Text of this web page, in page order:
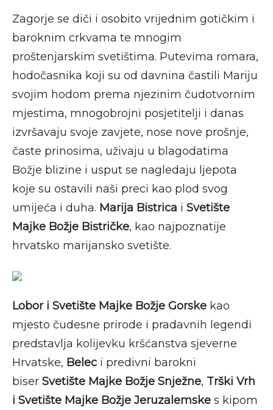
Zagorje se diči i osobito vrijednim gotičkim i
baroknim crkvama te mnogim
proštenjarskim svetištima. Putevima romara,
hodočasnika koji su od davnina častili Mariju
svojim hodom prema njezinim čudotvornim
mjestima, mnogobrojni posjetitelji i danas
izvršavaju svoje zavjete, nose nove prošnje,
časte prinosima, uživaju u blagodatima
Božje blizine i usput se nagledaju ljepota
koje su ostavili naši preci kao plod svog
umijeća i duha. Marija Bistrica i Svetište
Majke Božje Bistričke, kao najpoznatije
hrvatsko marijansko svetište.
Lobor i Svetište Majke Božje Gorske kao
mjesto čudesne prirode i pradavnih legendi
predstavlja kolijevku kršćanstva sjeverne
Hrvatske, Belec i predivni barokni
biser Svetište Majke Božje Snježne, Trški Vrh
i Svetište Majke Božje Jeruzalemske s kipom